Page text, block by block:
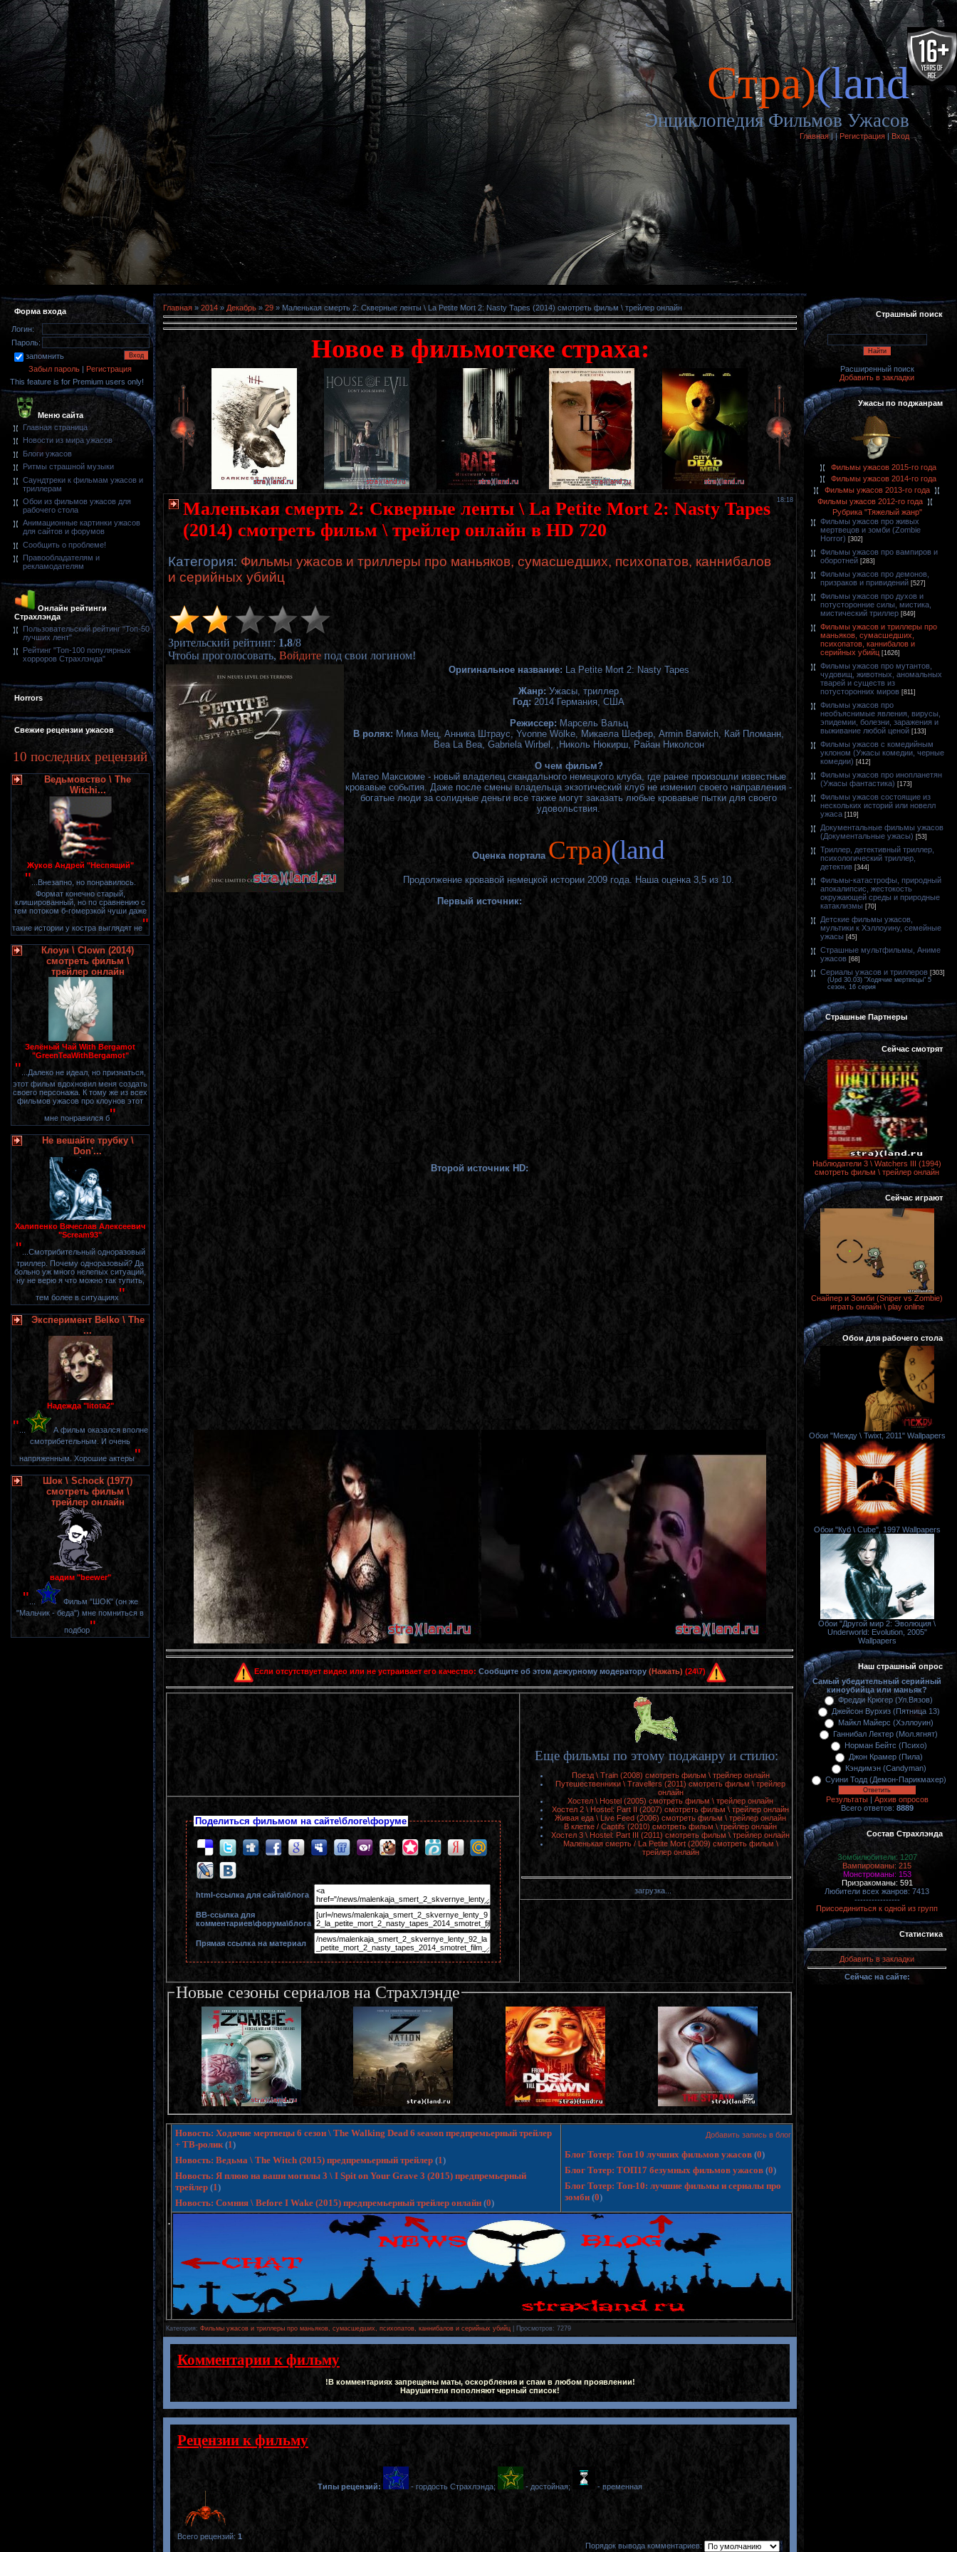
Cтра)(land
Энциклопедия Фильмов Ужасов
Главная| |Регистрация|Вход
Форма входа
Логин:
Пароль:
запомнить
Забыл пароль | Регистрация
This feature is for Premium users only!
Меню сайта
Главная страница
Новости из мира ужасов
Блоги ужасов
Ритмы страшной музыки
Саундтреки к фильмам ужасов и
триллерам
Обои из фильмов ужасов для
рабочего стола
Анимационные картинки ужасов
для сайтов и форумов
Сообщить о проблеме!
Правообладателям и
рекламодателям
Онлайн рейтинги
Страхлэнда
Пользовательский рейтинг "Топ-50
лучших лент"
Рейтинг "Топ-100 популярных
хорроров Страхлэнда"
Horrors
Свежие рецензии ужасов
10 последних рецензий
Ведьмовство \ The
Witchi...
Жуков Андрей "Неспящий"
" ...Внезапно, но понравилось.
Формат конечно старый,
клишированный, но по сравнению с
тем потоком б-гомерзкой чуши даже
такие истории у костра выглядят не"
Клоун \ Clown (2014)
смотреть фильм \
трейлер онлайн
Зелёный Чай With Bergamot
"GreenTeaWithBergamot"
" ...Далеко не идеал, но признаться,
этот фильм вдохновил меня создать
своего персонажа. К тому же из всех
фильмов ужасов про клоунов этот
мне понравился б"
Не вешайте трубку \
Don'...
Халипенко Вячеслав Алексеевич
"Scream93"
" ...Смотрибительный одноразовый
триллер. Почему одноразовый? Да
больно уж много нелепых ситуаций,
ну не верю я что можно так тупить,
тем более в ситуациях"
Эксперимент Belko \ The
...
Надежда "litota2"
"
А фильм оказался вполне
смотрибетельным. И очень
напряженным. Хорошие актеры"
Шок \ Schock (1977)
смотреть фильм \
трейлер онлайн
вадим "beewer"
"
Фильм "ШОК" (он же
"Мальчик - беда") мне помниться в
подбор"
Главная » 2014 » Декабрь » 29 » Маленькая смерть 2: Скверные ленты \ La Petite Mort 2: Nasty Tapes (2014) смотреть фильм \ трейлер онлайн
Новое в фильмотеке страха:
18:18
Маленькая смерть 2: Скверные ленты \ La Petite Mort 2: Nasty Tapes
(2014) смотреть фильм \ трейлер онлайн в HD 720
Категория: Фильмы ужасов и триллеры про маньяков, сумасшедших, психопатов, каннибалов
и серийных убийц
Зрительский рейтинг: 1.8/8
Чтобы проголосовать, Войдите под свои логином!
Оригинальное название: La Petite Mort 2: Nasty Tapes
Жанр: Ужасы, триллер
Год: 2014 Германия, США
Режиссер: Марсель Вальц
В ролях: Мика Мец, Анника Штраус, Yvonne Wölke, Микаела Шефер, Armin Barwich, Кай Пломанн,
Bea La Bea, Gabriela Wirbel, ,Николь Нюкирш, Райан Николсон
О чем фильм?
Матео Максиоме - новый владелец скандального немецкого клуба, где ранее произошли известные
кровавые события. Даже после смены владельца экзотический клуб не изменил своего направления -
богатые люди за солидные деньги все также могут заказать любые кровавые пытки для своего
удовольствия.
Оценка портала Cтра)(land
Продолжение кровавой немецкой истории 2009 года. Наша оценка 3,5 из 10.
Первый источник:
Второй источник HD:
Если отсутствует видео или не устраивает его качество: Сообщите об этом дежурному модератору (Нажать) (24\7)
Еще фильмы по этому поджанру и стилю:
Поезд \ Train (2008) смотреть фильм \ трейлер онлайн
Путешественники \ Travellers (2011) смотреть фильм \ трейлер
онлайн
Хостел \ Hostel (2005) смотреть фильм \ трейлер онлайн
Хостел 2 \ Hostel: Part II (2007) смотреть фильм \ трейлер онлайн
Живая еда \ Live Feed (2006) смотреть фильм \ трейлер онлайн
В клетке / Captifs (2010) смотреть фильм \ трейлер онлайн
Хостел 3 \ Hostel: Part III (2011) смотреть фильм \ трейлер онлайн
Маленькая смерть / La Petite Mort (2009) смотреть фильм \
трейлер онлайн
загрузка...
Поделиться фильмом на сайте\блоге\форуме
html-cсылка для сайта\блога
BB-cсылка для
комментариев\форума\блога
Прямая ссылка на материал
Новые сезоны сериалов на Страхлэнде
.
Новость: Ходячие мертвецы 6 сезон \ The Walking Dead 6 season предпремьерный трейлер
+ ТВ-ролик (1)
Новость: Ведьма \ The Witch (2015) предпремьерный трейлер (1)
Новость: Я плюю на ваши могилы 3 \ I Spit on Your Grave 3 (2015) предпремьерный
трейлер (1)
Новость: Сомния \ Before I Wake (2015) предпремьерный трейлер онлайн (0)
Добавить запись в блог
Блог Тотер: Топ 10 лучших фильмов ужасов (0)
Блог Тотер: ТОП17 безумных фильмов ужасов (0)
Блог Тотер: Топ-10: лучшие фильмы и сериалы про
зомби (0)
Категория: Фильмы ужасов и триллеры про маньяков, сумасшедших, психопатов, каннибалов и серийных убийц Просмотров: 7279
Комментарии к фильму
!В комментариях запрещены маты, оскорбления и спам в любом проявлении!
Нарушители пополняют черный список!
Рецензии к фильму
Типы рецензий: - гордость Страхлэнда; - достойная; - временная
Всего рецензий: 1
Порядок вывода комментариев:
Страшный поиск
Расширенный поиск
Добавить в закладки
Ужасы по поджанрам
Фильмы ужасов 2015-го года
Фильмы ужасов 2014-го года
Фильмы ужасов 2013-го года
Фильмы ужасов 2012-го года
Рубрика "Тяжелый жанр"
Фильмы ужасов про живых
мертвецов и зомби (Zombie
Horror) [302]
Фильмы ужасов про вампиров и
оборотней [283]
Фильмы ужасов про демонов,
призраков и привидений [527]
Фильмы ужасов про духов и
потусторонние силы, мистика,
мистический триллер [849]
Фильмы ужасов и триллеры про
маньяков, сумасшедших,
психопатов, каннибалов и
серийных убийц [1626]
Фильмы ужасов про мутантов,
чудовищ, животных, аномальных
тварей и существ из
потусторонних миров [811]
Фильмы ужасов про
необъяснимые явления, вирусы,
эпидемии, болезни, заражения и
выживание любой ценой [133]
Фильмы ужасов с комедийным
уклоном (Ужасы комедии, черные
комедии) [412]
Фильмы ужасов про инопланетян
(Ужасы фантастика) [173]
Фильмы ужасов состоящие из
нескольких историй или новелл
ужаса [119]
Документальные фильмы ужасов
(Документальные ужасы) [53]
Триллер, детективный триллер,
психологический триллер,
детектив [344]
Фильмы-катастрофы, природный
апокалипсис, жестокость
окружающей среды и природные
катаклизмы [70]
Детские фильмы ужасов,
мультики к Хэллоуину, семейные
ужасы [45]
Страшные мультфильмы, Аниме
ужасов [68]
Сериалы ужасов и триллеров [303]
(Upd 30.03) "Ходячие мертвецы" 5
сезон, 16 серия
Страшные Партнеры
Сейчас смотрят
Наблюдатели 3 \ Watchers III (1994)
смотреть фильм \ трейлер онлайн
Сейчас играют
Снайпер и Зомби (Sniper vs Zombie)
играть онлайн \ play online
Обои для рабочего стола
Обои "Между \ Twixt, 2011" Wallpapers
Обои "Куб \ Cube", 1997 Wallpapers
Обои "Другой мир 2: Эволюция \
Underworld: Evolution, 2005"
Wallpapers
Наш страшный опрос
Самый убедительный серийный
киноубийца или маньяк?
Фредди Крюгер (Ул.Вязов)
Джейсон Вурхиз (Пятница 13)
Майкл Майерс (Хэллоуин)
Ганнибал Лектер (Мол.ягнят)
Норман Бейтс (Психо)
Джон Крамер (Пила)
Кэндимэн (Candyman)
Суини Тодд (Демон-Парикмахер)
Результаты| Архив опросов
Всего ответов: 8889
Состав Страхлэнда
Зомбилюбители: 1207
Вампироманы: 215
Монстроманы: 153
Призракоманы: 591
Любители всех жанров: 7413
----------------
Присоединиться к одной из групп
Статистика
Добавить в закладки
Сейчас на сайте: